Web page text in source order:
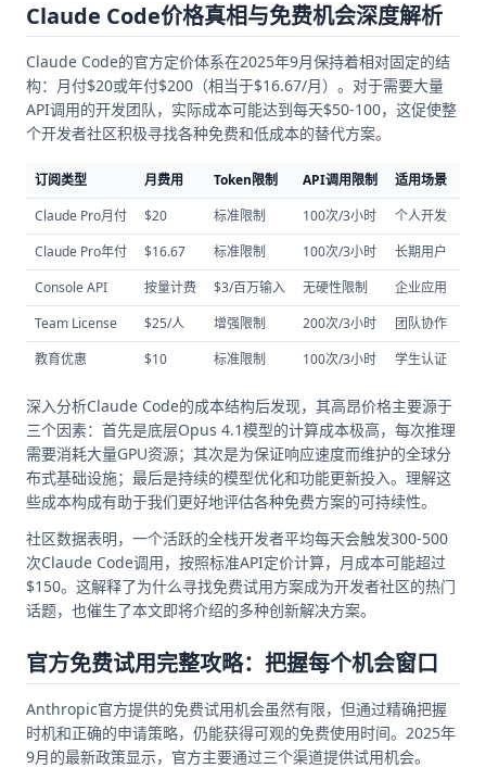
Claude Code价格真相与免费机会深度解析
Claude Code的官方定价体系在2025年9月保持着相对固定的结
构：月付$20或年付$200（相当于$16.67/月）。对于需要大量
API调用的开发团队，实际成本可能达到每天$50-100，这促使整
个开发者社区积极寻找各种免费和低成本的替代方案。
订阅类型 月费用 Token限制 API调用限制 适用场景
Claude Pro月付
$20 标准限制 100次/3小时 个人开发
Claude Pro年付
$16.67 标准限制 100次/3小时 长期用户
Console API
按量计费 $3/百万输入 无硬性限制 企业应用
Team License
$25/人 增强限制 200次/3小时 团队协作
教育优惠
$10 标准限制 100次/3小时 学生认证
深入分析Claude Code的成本结构后发现，其高昂价格主要源于
三个因素：首先是底层Opus 4.1模型的计算成本极高，每次推理
需要消耗大量GPU资源；其次是为保证响应速度而维护的全球分
布式基础设施；最后是持续的模型优化和功能更新投入。理解这
些成本构成有助于我们更好地评估各种免费方案的可持续性。
社区数据表明，一个活跃的全栈开发者平均每天会触发300-500
次Claude Code调用，按照标准API定价计算，月成本可能超过
$150。这解释了为什么寻找免费试用方案成为开发者社区的热门
话题，也催生了本文即将介绍的多种创新解决方案。
官方免费试用完整攻略：把握每个机会窗口
Anthropic官方提供的免费试用机会虽然有限，但通过精确把握
时机和正确的申请策略，仍能获得可观的免费使用时间。2025年
9月的最新政策显示，官方主要通过三个渠道提供试用机会。